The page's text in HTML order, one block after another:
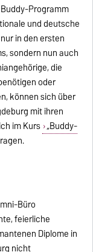
Programm
und deutsche
in den ersten
sondern nun auch
die
oder
können sich über
mit ihren
im Kurs „Buddy-
Büro
feierliche
Diplome in
nicht